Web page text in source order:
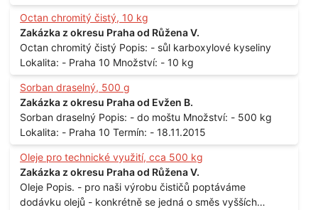
až 1 l
Octan chromitý čistý, 10 kg
Zakázka z okresu Praha od Růžena V.
Octan chromitý čistý Popis: - sůl karboxylové kyseliny
Lokalita: - Praha 10 Množství: - 10 kg
Sorban draselný, 500 g
Zakázka z okresu Praha od Evžen B.
Sorban draselný Popis: - do moštu Množství: - 500 kg
Lokalita: - Praha 10 Termín: - 18.11.2015
Oleje pro technické využití, cca 500 kg
Zakázka z okresu Praha od Růžena V.
Oleje Popis. - pro naši výrobu čističů poptáváme
dodávku olejů - konkrétně se jedná o směs vyšších